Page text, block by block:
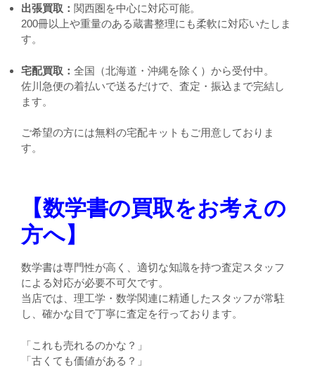
出張買取： 関西圏を中心に対応可能。
200冊以上や重量のある蔵書整理にも柔軟に対応いたしま
す。
宅配買取： 全国（北海道・沖縄を除く）から受付中。
佐川急便の着払いで送るだけで、査定・振込まで完結し
ます。
ご希望の方には無料の宅配キットもご用意しておりま
す。
【数学書の買取をお考えの
方へ】
数学書は専門性が高く、適切な知識を持つ査定スタッフ
による対応が必要不可欠です。
当店では、理工学・数学関連に精通したスタッフが常駐
し、確かな目で丁寧に査定を行っております。
「これも売れるのかな？」
「古くても価値がある？」